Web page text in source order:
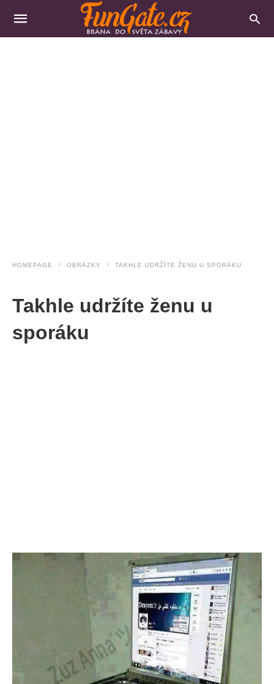
HOMEPAGE OBRÁZKY TAKHLE UDRŽÍTE ŽENU U SPORÁKU
Takhle udržíte ženu u
sporáku